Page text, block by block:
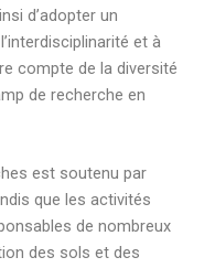
d’adopter un
et à
compte de la diversité
de recherche en
est soutenu par
que les activités
de nombreux
des sols et des